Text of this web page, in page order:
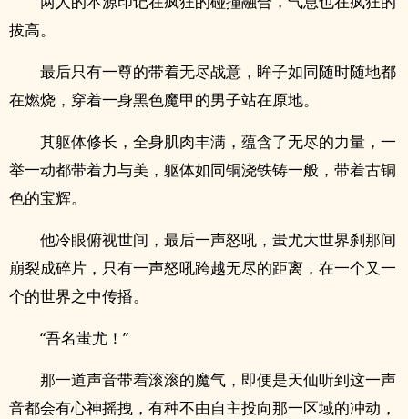
拔高。
最后只有一尊的带着无尽战意，眸子如同随时随地都
在燃烧，穿着一身黑色魔甲的男子站在原地。
其躯体修长，全身肌肉丰满，蕴含了无尽的力量，一
举一动都带着力与美，躯体如同铜浇铁铸一般，带着古铜
色的宝辉。
他冷眼俯视世间，最后一声怒吼，蚩尤大世界刹那间
崩裂成碎片，只有一声怒吼跨越无尽的距离，在一个又一
个的世界之中传播。
“吾名蚩尤！”
那一道声音带着滚滚的魔气，即便是天仙听到这一声
音都会有心神摇拽，有种不由自主投向那一区域的冲动，